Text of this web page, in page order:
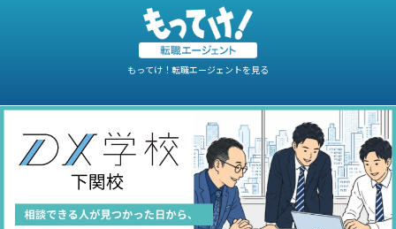
もってけ！転職エージェントを見る